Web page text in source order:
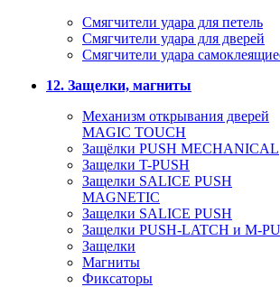
Смягчители удара для петель
Смягчители удара для дверей
Cмягчители удара
12. Защелки, магниты
Механизм открывания дверей
MAGIC TOUCH
Защёлки PUSH MECHANICAL
Защелки T-PUSH
Защелки SALICE PUSH
MAGNETIC
Защелки SALICE PUSH
Защелки PUSH-LATCH и M-
Защелки
Магниты
Фиксаторы